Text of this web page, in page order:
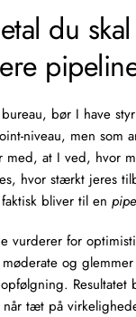
du
bør I have
niveau, men som
med, at I ved, hvor
hvor stærkt jeres
bliver til en
vurderer for
og glemmer
opfølgning. Resultatet
når tæt på